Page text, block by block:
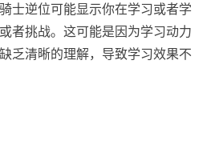
士逆位可能显示你在学习或者学
者挑战。这可能是因为学习动力
乏清晰的理解，导致学习效果不